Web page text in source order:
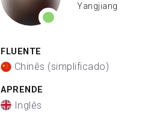
Yangjiang
FLUENTE
Chinês (simplificado)
APRENDE
Inglês